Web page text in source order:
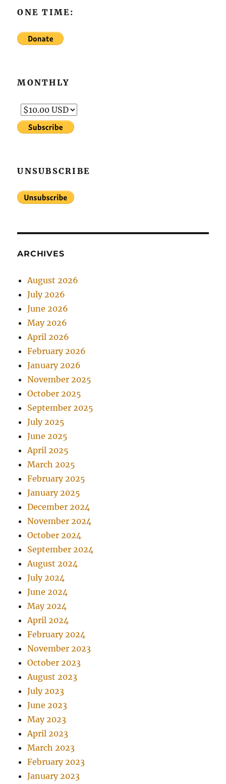
ONE TIME:
MONTHLY
UNSUBSCRIBE
ARCHIVES
August 2026
July 2026
June 2026
May 2026
April 2026
February 2026
January 2026
November 2025
October 2025
September 2025
July 2025
June 2025
April 2025
March 2025
February 2025
January 2025
December 2024
November 2024
October 2024
September 2024
August 2024
July 2024
June 2024
May 2024
April 2024
February 2024
November 2023
October 2023
August 2023
July 2023
June 2023
May 2023
April 2023
March 2023
February 2023
January 2023